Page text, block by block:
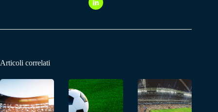
Articoli correlati